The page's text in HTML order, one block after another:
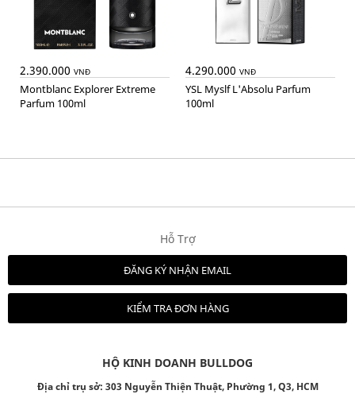
2.390.000 VNĐ
Montblanc Explorer Extreme
Parfum 100ml
4.290.000 VNĐ
YSL Myslf L'Absolu Parfum
100ml
Hỗ Trợ
ĐĂNG KÝ NHẬN EMAIL
KIỂM TRA ĐƠN HÀNG
HỘ KINH DOANH BULLDOG
Địa chỉ trụ sở: 303 Nguyễn Thiện Thuật, Phường 1, Q3, HCM